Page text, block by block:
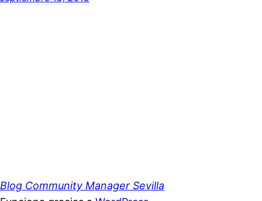
Blog Community Manager Sevilla